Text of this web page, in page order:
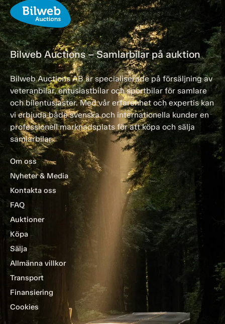
Bilweb Auctions – Samlarbilar på auktion
Bilweb Auctions AB är specialiserade på försäljning av
veteranbilar, entusiastbilar och sportbilar för samlare
och bilentusiaster. Med vår erfarenhet och expertis kan
vi erbjuda både svenska och internationella kunder en
professionell marknadsplats för att köpa och sälja
samlarbilar.
Om oss
Nyheter & Media
Kontakta oss
FAQ
Auktioner
Köpa
Sälja
Allmänna villkor
Transport
Finansiering
Cookies